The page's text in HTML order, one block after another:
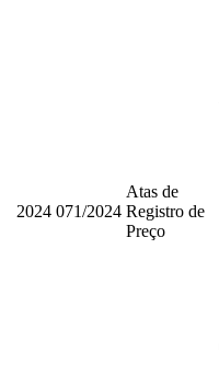
2024 071/2024
Atas de
Registro de
Preço